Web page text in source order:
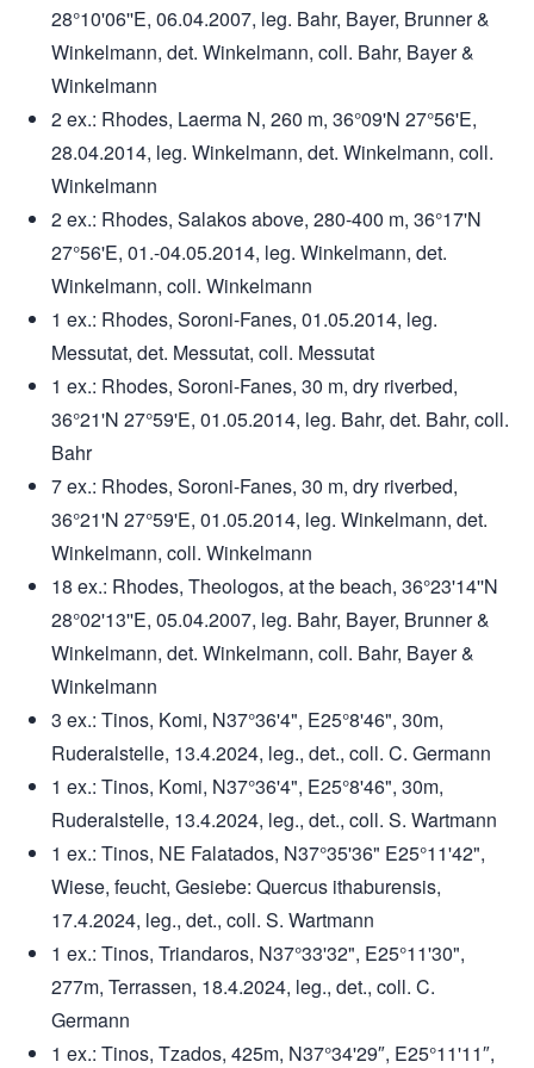
28°10'06''E, 06.04.2007, leg. Bahr, Bayer, Brunner &
Winkelmann, det. Winkelmann, coll. Bahr, Bayer &
Winkelmann
2 ex.: Rhodes, Laerma N, 260 m, 36°09'N 27°56'E,
28.04.2014, leg. Winkelmann, det. Winkelmann, coll.
Winkelmann
2 ex.: Rhodes, Salakos above, 280-400 m, 36°17'N
27°56'E, 01.-04.05.2014, leg. Winkelmann, det.
Winkelmann, coll. Winkelmann
1 ex.: Rhodes, Soroni-Fanes, 01.05.2014, leg.
Messutat, det. Messutat, coll. Messutat
1 ex.: Rhodes, Soroni-Fanes, 30 m, dry riverbed,
36°21'N 27°59'E, 01.05.2014, leg. Bahr, det. Bahr, coll.
Bahr
7 ex.: Rhodes, Soroni-Fanes, 30 m, dry riverbed,
36°21'N 27°59'E, 01.05.2014, leg. Winkelmann, det.
Winkelmann, coll. Winkelmann
18 ex.: Rhodes, Theologos, at the beach, 36°23'14''N
28°02'13''E, 05.04.2007, leg. Bahr, Bayer, Brunner &
Winkelmann, det. Winkelmann, coll. Bahr, Bayer &
Winkelmann
3 ex.: Tinos, Komi, N37°36'4", E25°8'46", 30m,
Ruderalstelle, 13.4.2024, leg., det., coll. C. Germann
1 ex.: Tinos, Komi, N37°36'4", E25°8'46", 30m,
Ruderalstelle, 13.4.2024, leg., det., coll. S. Wartmann
1 ex.: Tinos, NE Falatados, N37°35'36" E25°11'42",
Wiese, feucht, Gesiebe: Quercus ithaburensis,
17.4.2024, leg., det., coll. S. Wartmann
1 ex.: Tinos, Triandaros, N37°33'32", E25°11'30",
277m, Terrassen, 18.4.2024, leg., det., coll. C.
Germann
1 ex.: Tinos, Tzados, 425m, N37°34'29″, E25°11'11″,